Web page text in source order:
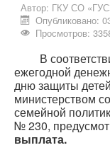
Автор: ГКУ СО
Опубликовано:
Просмотров:
В
ежегодной
дню защиты
министерством
семейной
№ 230,
выплата.